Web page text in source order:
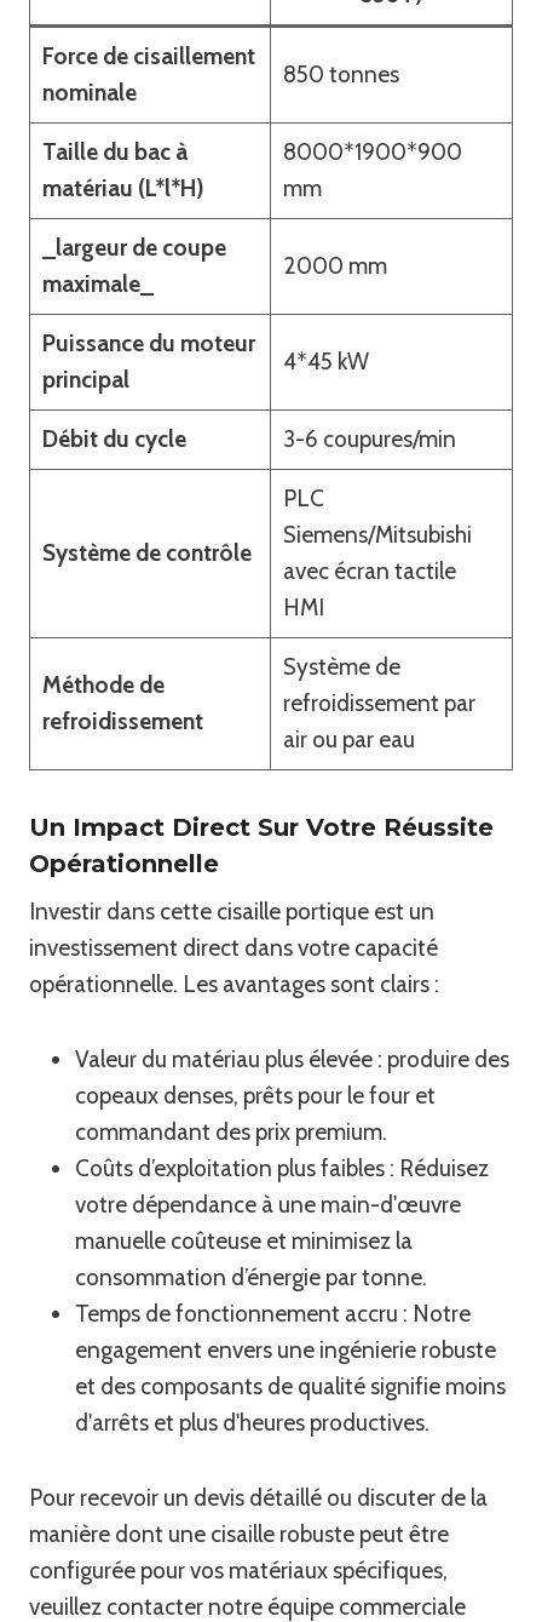
Force de cisaillement
nominale
850 tonnes
Taille du bac à
matériau (L*l*H)
8000*1900*900
mm
_largeur de coupe
maximale_
2000 mm
Puissance du moteur
principal
4*45 kW
Débit du cycle 3-6 coupures/min
Système de contrôle
PLC
Siemens/Mitsubishi
avec écran tactile
HMI
Méthode de
refroidissement
Système de
refroidissement par
air ou par eau
Un Impact Direct Sur Votre Réussite
Opérationnelle
Investir dans cette cisaille portique est un
investissement direct dans votre capacité
opérationnelle. Les avantages sont clairs :
Valeur du matériau plus élevée : produire des
copeaux denses, prêts pour le four et
commandant des prix premium.
Coûts d’exploitation plus faibles : Réduisez
votre dépendance à une main-d'œuvre
manuelle coûteuse et minimisez la
consommation d’énergie par tonne.
Temps de fonctionnement accru : Notre
engagement envers une ingénierie robuste
et des composants de qualité signifie moins
d'arrêts et plus d'heures productives.
Pour recevoir un devis détaillé ou discuter de la
manière dont une cisaille robuste peut être
configurée pour vos matériaux spécifiques,
veuillez contacter notre équipe commerciale